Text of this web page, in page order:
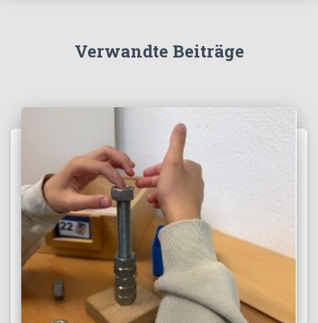
Verwandte Beiträge